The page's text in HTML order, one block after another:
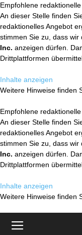
Empfohlene
An dieser Stelle finden
redaktionelles Angebot
stimmen Sie zu, dass
Inc. anzeigen dürfen.
Drittplattformen
Inhalte anzeigen
Weitere Hinweise finden
Empfohlene
An dieser Stelle finden
redaktionelles Angebot
stimmen Sie zu, dass
Inc. anzeigen dürfen.
Drittplattformen
Inhalte anzeigen
Weitere Hinweise finden